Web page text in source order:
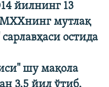
йилнинг 13
мутлақ
остида
шу мақола